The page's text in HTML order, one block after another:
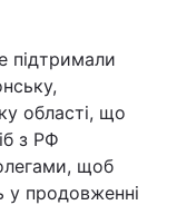
підтримали
області, що
з РФ
щоб
у продовженні